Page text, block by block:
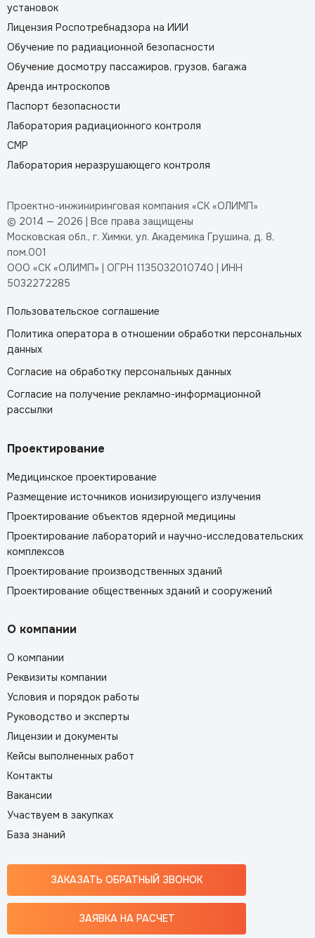
установок
Лицензия Роспотребнадзора на ИИИ
Обучение по радиационной безопасности
Обучение досмотру пассажиров, грузов, багажа
Аренда интроскопов
Паспорт безопасности
Лаборатория радиационного контроля
СМР
Лаборатория неразрушающего контроля
Проектно-инжиниринговая компания «СК «ОЛИМП»
© 2014 — 2026 | Все права защищены
Московская обл., г. Химки, ул. Академика Грушина, д. 8,
пом.001
ООО «СК «ОЛИМП» | ОГРН 1135032010740 | ИНН
5032272285
Пользовательское соглашение
Политика оператора в отношении обработки персональных
данных
Согласие на обработку персональных данных
Согласие на получение рекламно-информационной
рассылки
Проектирование
Медицинское проектирование
Размещение источников ионизирующего излучения
Проектирование объектов ядерной медицины
Проектирование лабораторий и научно-исследовательских
комплексов
Проектирование производственных зданий
Проектирование общественных зданий и сооружений
О компании
О компании
Реквизиты компании
Условия и порядок работы
Руководство и эксперты
Лицензии и документы
Кейсы выполненных работ
Контакты
Вакансии
Участвуем в закупках
База знаний
ЗАКАЗАТЬ ОБРАТНЫЙ ЗВОНОК
ЗАЯВКА НА РАСЧЕТ